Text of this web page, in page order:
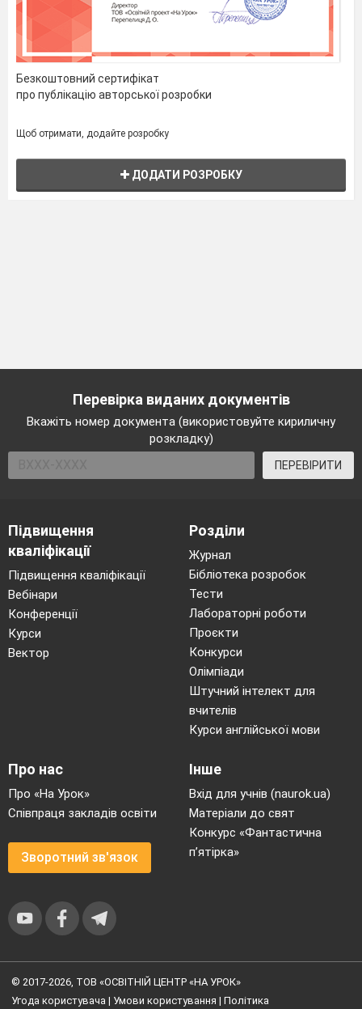
Безкоштовний сертифікат
про публікацію авторської розробки
Щоб отримати, додайте розробку
ДОДАТИ РОЗРОБКУ
Перевірка виданих документів
Вкажіть номер документа (використовуйте кириличну
розкладку)
ПЕРЕВІРИТИ
Підвищення
кваліфікації
Підвищення кваліфікації
Вебінари
Конференції
Курси
Вектор
Розділи
Журнал
Бібліотека розробок
Тести
Лабораторні роботи
Проєкти
Конкурси
Олімпіади
Штучний інтелект для
вчителів
Курси англійської мови
Про нас
Про «На Урок»
Співпраця закладів освіти
Зворотний зв'язок
Інше
Вхід для учнів (naurok.ua)
Матеріали до свят
Конкурс «Фантастична
п’ятірка»
© 2017-2026, ТОВ «ОСВІТНІЙ ЦЕНТР «НА УРОК»
Угода користувача | Умови користування | Політика